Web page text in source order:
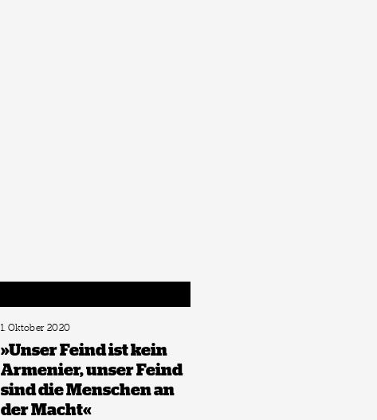
1. Oktober 2020
»Unser Feind ist kein
Armenier, unser Feind
sind die Menschen an
der Macht«